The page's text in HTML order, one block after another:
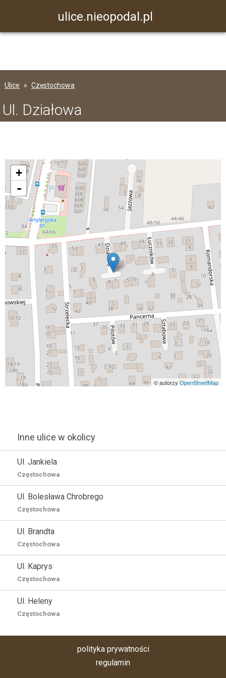
ulice.nieopodal.pl
Ulice Częstochowa
Ul. Działowa
+
-
© autorzy OpenStreetMap
Inne ulice w okolicy
Ul. Jankiela
Częstochowa
Ul. Bolesława Chrobrego
Częstochowa
Ul. Brandta
Częstochowa
Ul. Kaprys
Częstochowa
Ul. Heleny
Częstochowa
polityka prywatności
regulamin